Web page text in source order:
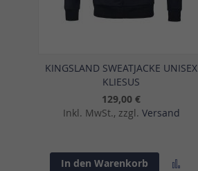
KINGSLAND SWEATJACKE UNISEX
KLIESUS
129,00 €
Inkl. MwSt., zzgl. Versand
In den Warenkorb